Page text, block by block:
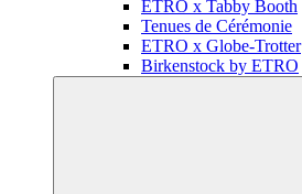
ETRO x Tabby Booth
Tenues de Cérémonie
ETRO x Globe-Trotter
Birkenstock by ETRO